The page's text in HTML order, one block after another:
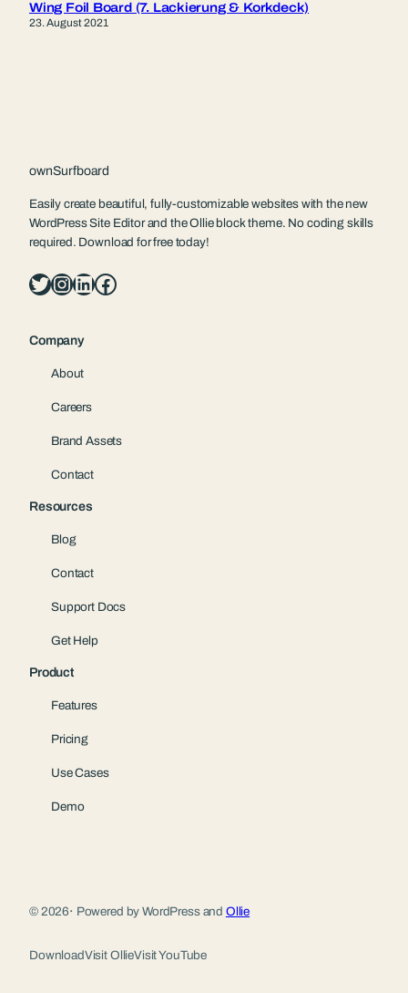
Wing Foil Board (7. Lackierung & Korkdeck)
23. August 2021
ownSurfboard
Easily create beautiful, fully-customizable websites with the new
WordPress Site Editor and the Ollie block theme. No coding skills
required. Download for free today!
Twitter InstagramLinkedIn Facebook
Company
About
Careers
Brand Assets
Contact
Resources
Blog
Contact
Support Docs
Get Help
Product
Features
Pricing
Use Cases
Demo
© 2026· Powered by WordPress and Ollie
DownloadVisit OllieVisit YouTube